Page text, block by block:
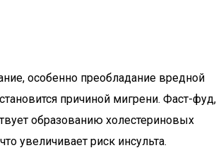
особенно преобладание вредной
причиной мигрени. Фаст-фуд,
образованию холестериновых
увеличивает риск инсульта.